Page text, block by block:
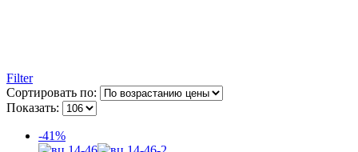
Filter
Сортировать по:
Показать:
-41%